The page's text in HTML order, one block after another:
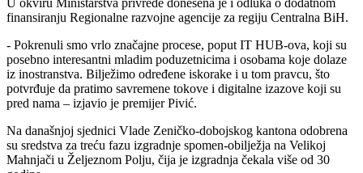
finansiranju Regionalne razvojne agencije za regiju Centralna BiH.
- Pokrenuli smo vrlo značajne procese, poput IT HUB-ova, koji su
posebno interesantni mladim poduzetnicima i osobama koje dolaze
iz inostranstva. Bilježimo određene iskorake i u tom pravcu, što
potvrđuje da pratimo savremene tokove i digitalne izazove koji su
pred nama – izjavio je premijer Pivić.
Na današnjoj sjednici Vlade Zeničko-dobojskog kantona odobrena
su sredstva za treću fazu izgradnje spomen-obilježja na Velikoj
Mahnjači u Željeznom Polju, čija je izgradnja čekala više od 30